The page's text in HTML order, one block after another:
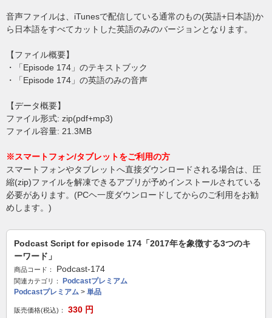
音声ファイルは、iTunesで配信している通常のもの(英語+日本語)か
ら日本語をすべてカットした英語のみのバージョンとなります。
【ファイル概要】
・「Episode 174」のテキストブック
・「Episode 174」の英語のみの音声
【データ概要】
ファイル形式: zip(pdf+mp3)
ファイル容量: 21.3MB
※スマートフォン/タブレットをご利用の方
スマートフォンやタブレットへ直接ダウンロードされる場合は、圧
縮(zip)ファイルを解凍できるアプリが予めインストールされている
必要があります。(PCヘ一度ダウンロードしてからのご利用をお勧
めします。)
Podcast Script for episode 174「2017年を象徴する3つのキ
ーワード」
商品コード： Podcast-174
関連カテゴリ：
Podcastプレミアム
Podcastプレミアム > 単品
販売価格(税込)： 330 円